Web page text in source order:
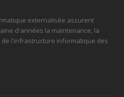
externalisée assurent
d'années la maintenance, la
l'infrastructure informatique des